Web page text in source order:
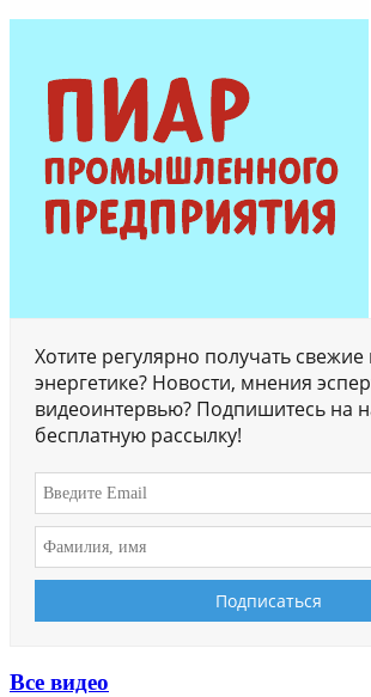
Хотите регулярно получать
энергетике? Новости, мнения
видеоинтервью? Подпишитесь на
бесплатную рассылку!
Все видео